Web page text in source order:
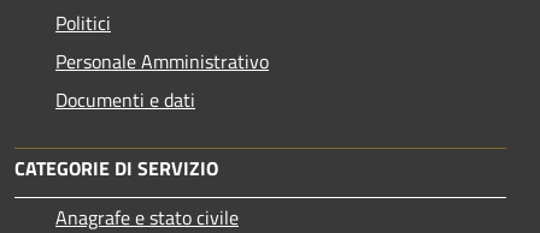
Politici
Personale Amministrativo
Documenti e dati
CATEGORIE DI SERVIZIO
Anagrafe e stato civile